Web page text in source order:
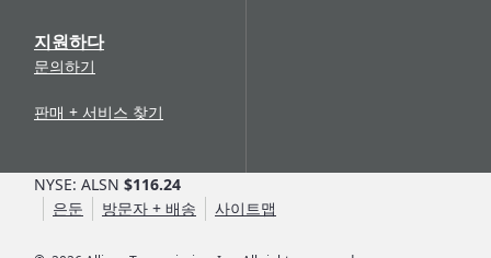
지원하다
문의하기
판매 + 서비스 찾기
NYSE: ALSN $116.24
은둔
방문자 + 배송 사이트맵